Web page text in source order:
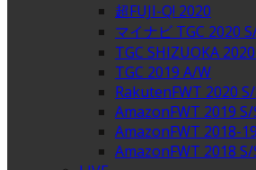
超FUJI-Q! 2020
マイナビ TGC 2020
TGC SHIZUOKA
TGC 2019 A/W
RakutenFWT 2020
AmazonFWT 2019 S/
AmazonFWT 2018-
AmazonFWT 2018 S/